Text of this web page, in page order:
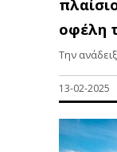
οφέλη
Την
13-02-2025